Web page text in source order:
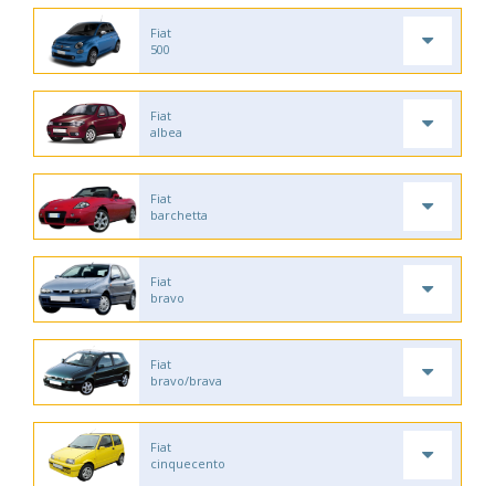
Fiat
500
Fiat
albea
Fiat
barchetta
Fiat
bravo
Fiat
bravo/brava
Fiat
cinquecento